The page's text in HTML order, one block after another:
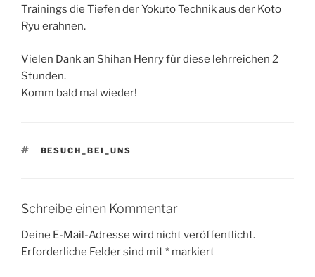
Trainings die Tiefen der Yokuto Technik aus der Koto
Ryu erahnen.
Vielen Dank an Shihan Henry für diese lehrreichen 2
Stunden.
Komm bald mal wieder!
SCHLAGWÖRTER
BESUCH_BEI_UNS
Schreibe einen Kommentar
Deine E-Mail-Adresse wird nicht veröffentlicht.
Erforderliche Felder sind mit* markiert